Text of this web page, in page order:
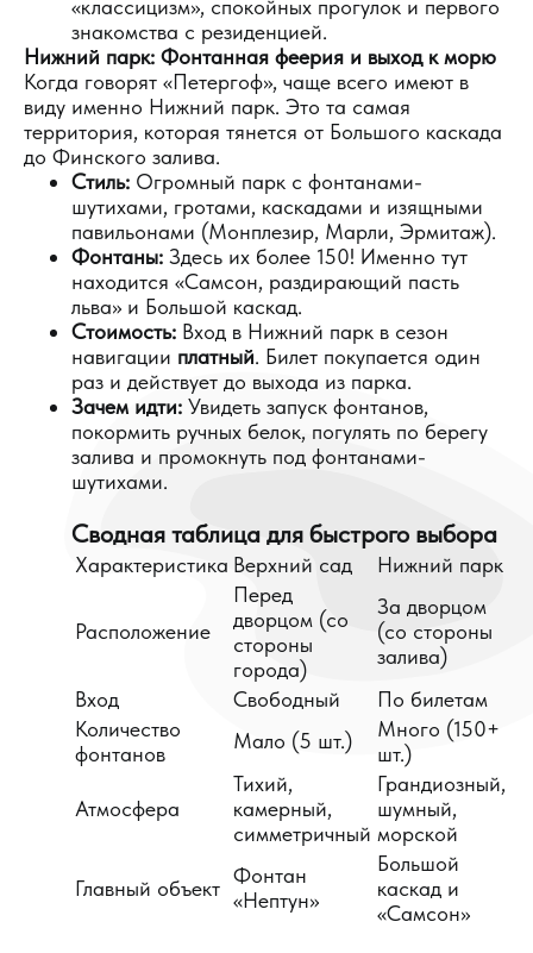
«классицизм», спокойных прогулок и первого
знакомства с резиденцией.
Нижний парк: Фонтанная феерия и выход к морю
Когда говорят «Петергоф», чаще всего имеют в
виду именно Нижний парк. Это та самая
территория, которая тянется от Большого каскада
до Финского залива.
Стиль: Огромный парк с фонтанами-
шутихами, гротами, каскадами и изящными
павильонами (Монплезир, Марли, Эрмитаж).
Фонтаны: Здесь их более 150! Именно тут
находится «Самсон, раздирающий пасть
льва» и Большой каскад.
Стоимость: Вход в Нижний парк в сезон
навигации платный. Билет покупается один
раз и действует до выхода из парка.
Зачем идти: Увидеть запуск фонтанов,
покормить ручных белок, погулять по берегу
залива и промокнуть под фонтанами-
шутихами.
Сводная таблица для быстрого выбора
Характеристика Верхний сад Нижний парк
Расположение
Перед
дворцом (со
стороны
города)
За дворцом
(со стороны
залива)
Вход
Свободный
По билетам
Количество
фонтанов
Мало (5 шт.)
Много (150+
шт.)
Атмосфера
Тихий,
камерный,
симметричный
Грандиозный,
шумный,
морской
Главный объект
Фонтан
«Нептун»
Большой
каскад и
«Самсон»